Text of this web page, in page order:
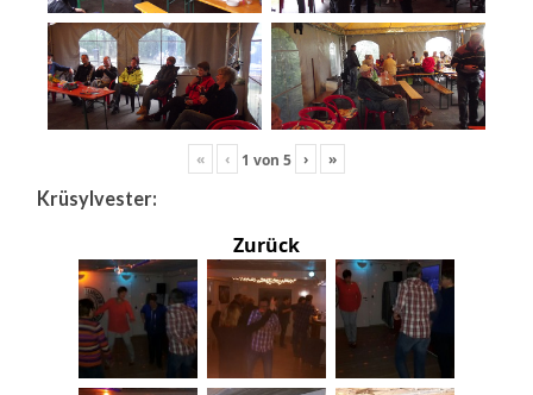
« ‹ 1 von 5 › »
Krüsylvester:
Zurück